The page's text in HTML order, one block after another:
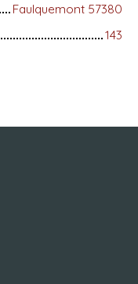
Faulquemont 57380
143